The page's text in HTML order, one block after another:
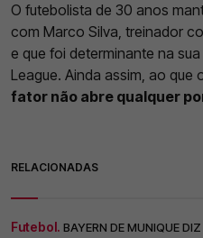
O futebolista de 30 anos
com Marco Silva, treinador
e que foi determinante na
League. Ainda assim, ao que
fator não abre qualquer
RELACIONADAS
Futebol. BAYERN DE MUNIQUE